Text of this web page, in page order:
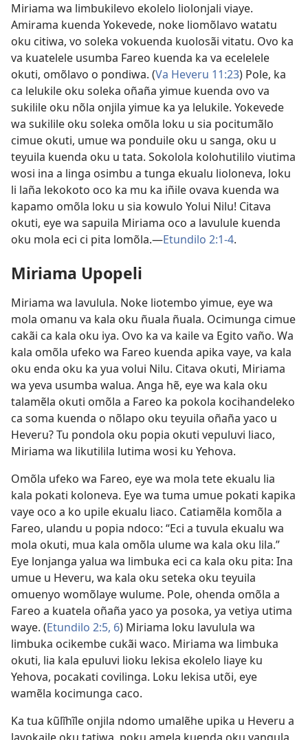
Miriama wa limbukilevo ekolelo liolonjali viaye.
Amirama kuenda Yokevede, noke liomõlavo watatu
oku citiwa, vo soleka vokuenda kuolosãi vitatu. Ovo ka
va kuatelele usumba Fareo kuenda ka va ecelelele
okuti, omõlavo o pondiwa. (Va Heveru 11:23) Pole, ka
ca lelukile oku soleka oñaña yimue kuenda ovo va
sukilile oku nõla onjila yimue ka ya lelukile. Yokevede
wa sukilile oku soleka omõla loku u sia pocitumãlo
cimue okuti, umue wa ponduile oku u sanga, oku u
teyuila kuenda oku u tata. Sokolola kolohutililo viutima
wosi ina a linga osimbu a tunga ekualu lioloneva, loku
li laña lekokoto oco ka mu ka iñile ovava kuenda wa
kapamo omõla loku u sia kowulo Yolui Nilu! Citava
okuti, eye wa sapuila Miriama oco a lavulule kuenda
oku mola eci ci pita lomõla.—Etundilo 2:1-4.
Miriama Upopeli
Miriama wa lavulula. Noke liotembo yimue, eye wa
mola omanu va kala oku ñuala ñuala. Ocimunga cimue
cakãi ca kala oku iya. Ovo ka va kaile va Egito vaño. Wa
kala omõla ufeko wa Fareo kuenda apika vaye, va kala
oku enda oku ka yua volui Nilu. Citava okuti, Miriama
wa yeva usumba walua. Anga hẽ, eye wa kala oku
talamẽla okuti omõla a Fareo ka pokola kocihandeleko
ca soma kuenda o nõlapo oku teyuila oñaña yaco u
Heveru? Tu pondola oku popia okuti vepuluvi liaco,
Miriama wa likutilila lutima wosi ku Yehova.
Omõla ufeko wa Fareo, eye wa mola tete ekualu lia
kala pokati koloneva. Eye wa tuma umue pokati kapika
vaye oco a ko upile ekualu liaco. Catiamẽla komõla a
Fareo, ulandu u popia ndoco: “Eci a tuvula ekualu wa
mola okuti, mua kala omõla ulume wa kala oku lila.”
Eye lonjanga yalua wa limbuka eci ca kala oku pita: Ina
umue u Heveru, wa kala oku seteka oku teyuila
omuenyo womõlaye wulume. Pole, ohenda omõla a
Fareo a kuatela oñaña yaco ya posoka, ya vetiya utima
waye. (Etundilo 2:5, 6) Miriama loku lavulula wa
limbuka ocikembe cukãi waco. Miriama wa limbuka
okuti, lia kala epuluvi lioku lekisa ekolelo liaye ku
Yehova, pocakati covilinga. Loku lekisa utõi, eye
wamẽla kocimunga caco.
Ka tua kũlĩhĩle onjila ndomo umalẽhe upika u Heveru a